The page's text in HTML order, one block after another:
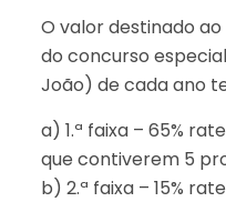
O valor destinado
do concurso
João) de cada ano
a) 1.ª faixa – 65%
que contiverem 5
b) 2.ª faixa – 15%